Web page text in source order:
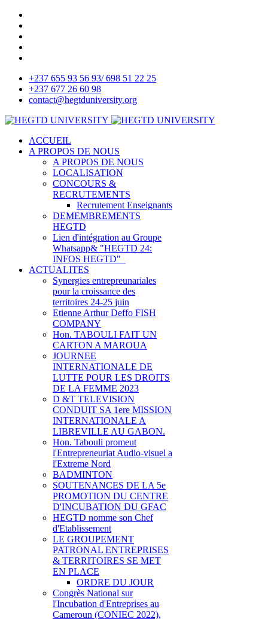
+237 655 93 56 93/ 698 51 22 25
+237 677 26 60 98
contact@hegtduniversity.org
ACCUEIL
A PROPOS DE NOUS
A PROPOS DE NOUS
LOCALISATION
CONCOURS &
RECRUTEMENTS
Recrutement Enseignants
DEMEMBREMENTS
HEGTD
Lien d'intégration au Groupe
Whatsapp& "HEGTD 24:
INFOS HEGTD"_
ACTUALITES
Synergies entrepreunariales
pour la croissance des
territoires 24-25 juin
Etienne Arthur Deffo FISH
COMPANY
Hon. TABOULI FAIT UN
CARTON A MAROUA
JOURNEE
INTERNATIONALE DE
LUTTE POUR LES DROITS
DE LA FEMME 2023
D &T TELEVISION
CONDUIT SA 1ere MISSION
INTERNATIONALE A
LIBREVILLE AU GABON.
Hon. Tabouli promeut
l'Entrepreneuriat Audio-visuel a
l'Extreme Nord
BADMINTON
SOUTENANCES DE LA 5e
PROMOTION DU CENTRE
D'INCUBATION DU GFAC
HEGTD nomme son Chef
d'Etablissement
LE GROUPEMENT
PATRONAL ENTREPRISES
& TERRITOIRES SE MET
EN PLACE
ORDRE DU JOUR
Congrès National sur
l'Incubation d'Entreprises au
Cameroun (CONIEC 2022),